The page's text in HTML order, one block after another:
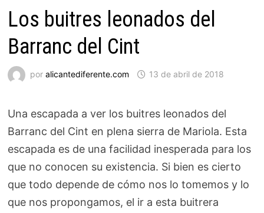
Los buitres leonados del
Barranc del Cint
por alicantediferente.com 13 de abril de 2018
Una escapada a ver los buitres leonados del
Barranc del Cint en plena sierra de Mariola. Esta
escapada es de una facilidad inesperada para los
que no conocen su existencia. Si bien es cierto
que todo depende de cómo nos lo tomemos y lo
que nos propongamos, el ir a esta buitrera